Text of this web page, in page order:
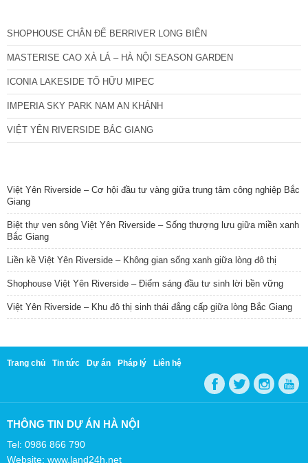
SHOPHOUSE CHÂN ĐẾ BERRIVER LONG BIÊN
MASTERISE CAO XÀ LÁ – HÀ NỘI SEASON GARDEN
ICONIA LAKESIDE TỐ HỮU MIPEC
IMPERIA SKY PARK NAM AN KHÁNH
VIỆT YÊN RIVERSIDE BẮC GIANG
Việt Yên Riverside – Cơ hội đầu tư vàng giữa trung tâm công nghiệp Bắc
Giang
Biệt thự ven sông Việt Yên Riverside – Sống thượng lưu giữa miền xanh
Bắc Giang
Liền kề Việt Yên Riverside – Không gian sống xanh giữa lòng đô thị
Shophouse Việt Yên Riverside – Điểm sáng đầu tư sinh lời bền vững
Việt Yên Riverside – Khu đô thị sinh thái đẳng cấp giữa lòng Bắc Giang
Trang chủ Tin tức Dự án Pháp lý Liên hệ
THÔNG TIN DỰ ÁN HÀ NỘI
Tel: 0986 866 790
Website: www.land24h.net